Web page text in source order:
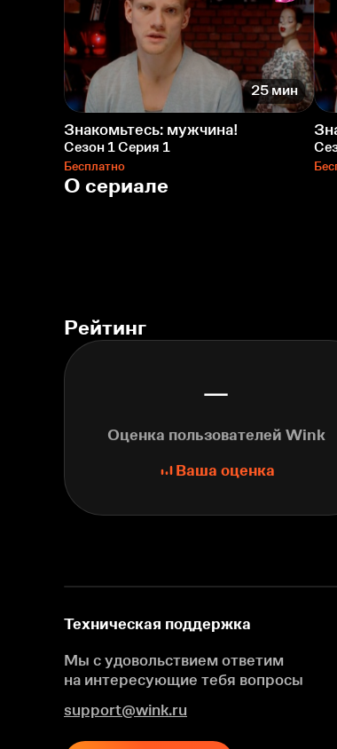
25 мин
Знакомьтесь: мужчина!
Сезон 1 Серия 1
Бесплатно
О сериале
Рейтинг
—
Оценка пользователей Wink
Ваша оценка
Техническая поддержка
Мы с удовольствием ответим
на интересующие тебя вопросы
support@wink.ru